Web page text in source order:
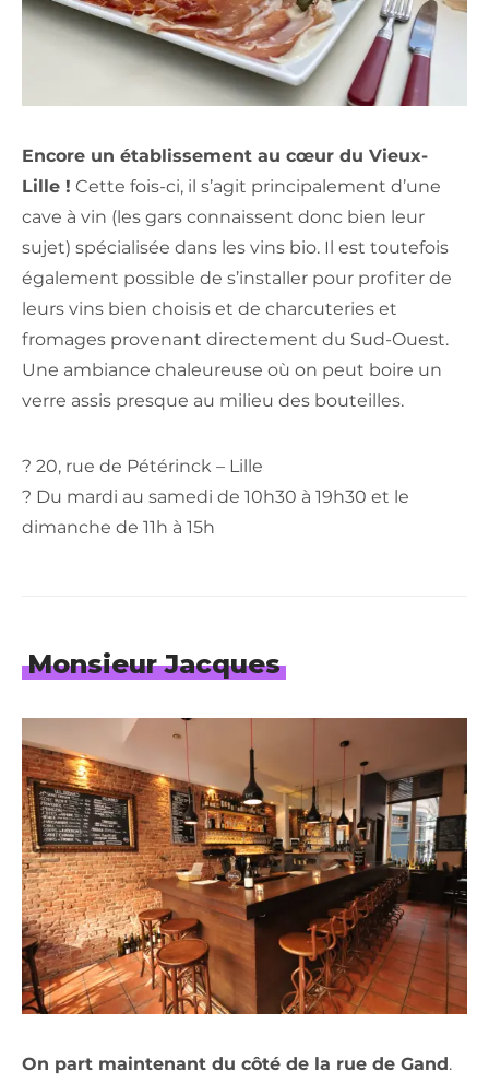
Encore un établissement au cœur du Vieux-
Lille ! Cette fois-ci, il s’agit principalement d’une
cave à vin (les gars connaissent donc bien leur
sujet) spécialisée dans les vins bio. Il est toutefois
également possible de s’installer pour profiter de
leurs vins bien choisis et de charcuteries et
fromages provenant directement du Sud-Ouest.
Une ambiance chaleureuse où on peut boire un
verre assis presque au milieu des bouteilles.
? 20, rue de Pétérinck – Lille
? Du mardi au samedi de 10h30 à 19h30 et le
dimanche de 11h à 15h
Monsieur Jacques
On part maintenant du côté de la rue de Gand .